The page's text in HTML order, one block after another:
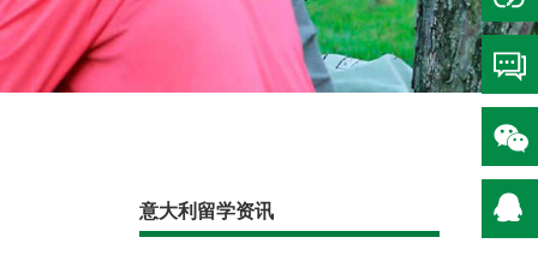
意大利留学资讯